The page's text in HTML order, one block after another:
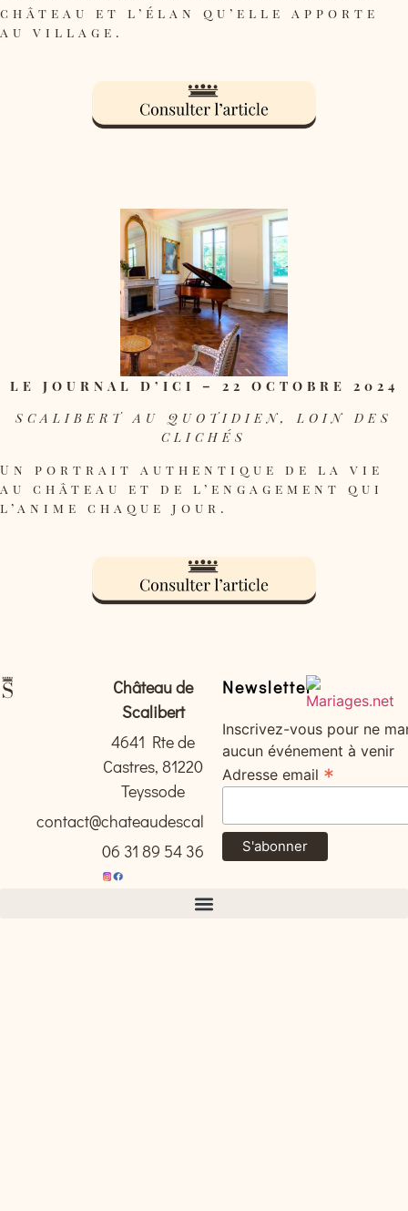
château et l’élan qu’elle apporte
au village.
LE JOURNAL D’ICI – 22 OCTOBRE 2024
SCALIBERT AU QUOTIDIEN, LOIN DES
CLICHÉS
Un portrait authentique de la vie
au château et de l’engagement qui
l’anime chaque jour.
Château de
Scalibert
4641 Rte de
Castres, 81220
Teyssode
contact@chateaudescalibert.com
06 31 89 54 36
Newsletter
Inscrivez-vous pour ne
aucun événement à venir
Adresse email *